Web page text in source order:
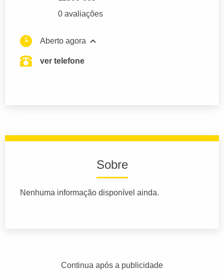
0 avaliações
Aberto agora
ver telefone
Sobre
Nenhuma informação disponível ainda.
Continua após a publicidade